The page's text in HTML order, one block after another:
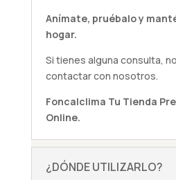
Anímate, pruébaloy
hogar.
Si tienes alguna consulta,
contactar con nosotros.
Foncalclima Tu Tienda
Online.
¿DÓNDE UTILIZARLO?